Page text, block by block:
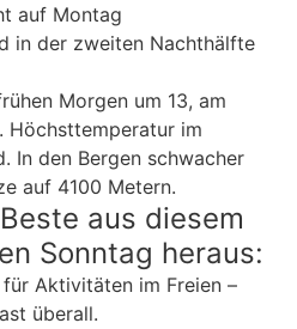
auf Montag
in der zweiten Nachthälfte
Morgen um 13, am
Höchsttemperatur im
In den Bergen schwacher
auf 4100 Metern.
aus diesem
Sonntag heraus:
Aktivitäten im Freien –
überall.